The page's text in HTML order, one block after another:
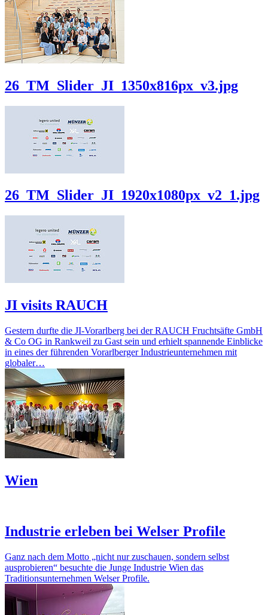
26_TM_Slider_JI_1350x816px_v3.jpg
26_TM_Slider_JI_1920x1080px_v2_1.jpg
JI visits RAUCH
Gestern durfte die JI-Vorarlberg bei der RAUCH Fruchtsäfte GmbH
& Co OG in Rankweil zu Gast sein und erhielt spannende Einblicke
in eines der führenden Vorarlberger Industrieunternehmen mit
globaler…
Wien
Industrie erleben bei Welser Profile
Ganz nach dem Motto „nicht nur zuschauen, sondern selbst
ausprobieren“ besuchte die Junge Industrie Wien das
Traditionsunternehmen Welser Profile.